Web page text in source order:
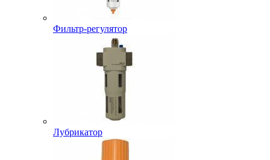
Фильтр-регулятор
Лубрикатор